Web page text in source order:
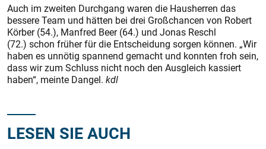
Auch im zweiten Durchgang waren die Hausherren das
bessere Team und hätten bei drei Großchancen von Robert
Körber (54.), Manfred Beer (64.) und Jonas Reschl
(72.) schon früher für die Entscheidung sorgen können. „Wir
haben es unnötig spannend gemacht und konnten froh sein,
dass wir zum Schluss nicht noch den Ausgleich kassiert
haben“, meinte Dangel. kdl
LESEN SIE AUCH